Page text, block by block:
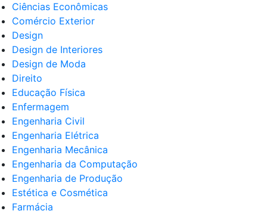
Ciências Econômicas
Comércio Exterior
Design
Design de Interiores
Design de Moda
Direito
Educação Física
Enfermagem
Engenharia Civil
Engenharia Elétrica
Engenharia Mecânica
Engenharia da Computação
Engenharia de Produção
Estética e Cosmética
Farmácia